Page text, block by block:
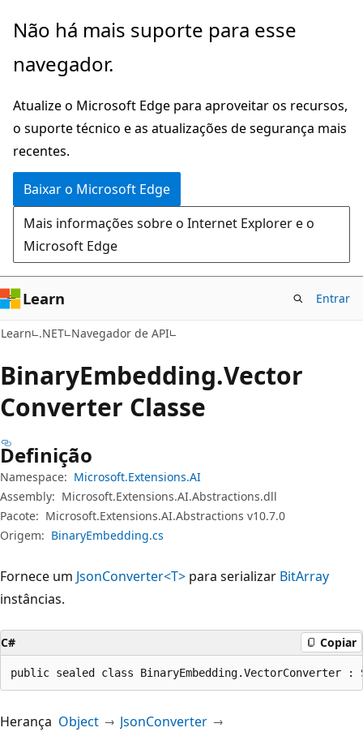
Pular
o
principal
Ignore
passe
a
navegação
na
página
Não há mais suporte para esse
navegador.
Atualize o Microsoft Edge para aproveitar os recursos,
o suporte técnico e as atualizações de segurança mais
recentes.
Baixar o Microsoft Edge
Mais informações sobre o Internet Explorer e o
Microsoft Edge
Learn Entrar
Learn .NET Navegador de API
BinaryEmbedding.Vector
Converter Classe
Definição
Namespace: Microsoft.Extensions.AI
Assembly: Microsoft.Extensions.AI.Abstractions.dll
Pacote: Microsoft.Extensions.AI.Abstractions v10.7.0
Origem: BinaryEmbedding.cs
Fornece um JsonConverter<T> para serializar BitArray
instâncias.
C# Copiar
public sealed class BinaryEmbedding.VectorConverter
Herança Object
JsonConverter